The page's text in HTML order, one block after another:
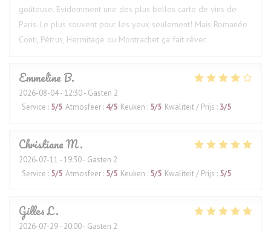
goûteuse. Evidemment une des plus belles carte de vins de
Paris. Le plus souvent pour les yeux seulement! Mais Romanée
Conti, Pétrus, Hermitage ou Montrachet ça fait rêver
EmmelineB
2026-08-04- 12:30 - Gasten 2
Service : 5/5 Atmosfeer : 4/5 Keuken : 5/5 Kwaliteit / Prijs : 3/5
ChristianeM
2026-07-11 - 19:30 - Gasten 2
Service : 5/5 Atmosfeer : 5/5 Keuken : 5/5 Kwaliteit / Prijs : 5/5
GillesL
2026-07-29- 20:00 - Gasten 2